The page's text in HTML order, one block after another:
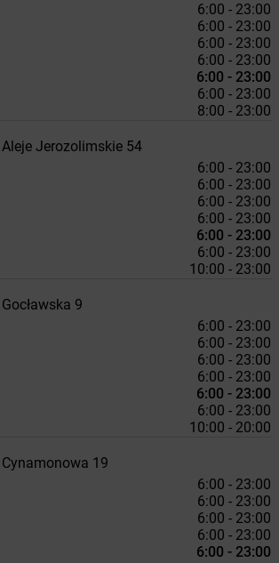
6:00 - 23:00
6:00 - 23:00
6:00 - 23:00
6:00 - 23:00
6:00 - 23:00
6:00 - 23:00
8:00 - 23:00
Aleje Jerozolimskie 54
6:00 - 23:00
6:00 - 23:00
6:00 - 23:00
6:00 - 23:00
6:00 - 23:00
6:00 - 23:00
10:00 - 23:00
Gocławska 9
6:00 - 23:00
6:00 - 23:00
6:00 - 23:00
6:00 - 23:00
6:00 - 23:00
6:00 - 23:00
10:00 - 20:00
Cynamonowa 19
6:00 - 23:00
6:00 - 23:00
6:00 - 23:00
6:00 - 23:00
6:00 - 23:00